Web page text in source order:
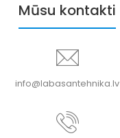
Mūsu kontakti
info@labasantehnika.lv